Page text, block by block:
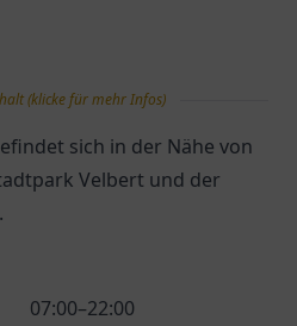
(klicke für mehr Infos)
sich in der Nähe von
Velbert und der
07:00–22:00